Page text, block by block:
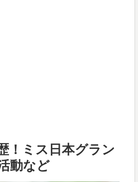
！ミス日本グラン
動など